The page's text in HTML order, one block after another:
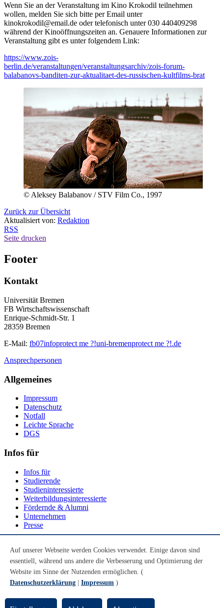
Wenn Sie an der Veranstaltung im Kino Krokodil teilnehmen
wollen, melden Sie sich bitte per Email unter
kinokrokodil@email.de oder telefonisch unter 030 440409298
während der Kinoöffnungszeiten an. Genauere Informationen zur
Veranstaltung gibt es unter folgendem Link:
https://www.zois-
berlin.de/veranstaltungen/veranstaltungsarchiv/zois-forum-
balabanovs-banditen-zur-aktualitaet-des-russischen-kultfilms-brat
© Aleksey Balabanov / STV Film Co., 1997
Zurück zur Übersicht
Aktualisiert von: Redaktion
RSS
Seite drucken
Footer
Kontakt
Universität Bremen
FB Wirtschaftswissenschaft
Enrique-Schmidt-Str. 1
28359 Bremen
E-Mail: fb07infoprotect me ?!uni-bremenprotect me ?!.de
Ansprechpersonen
Allgemeines
Impressum
Datenschutz
Notfall
Leichte Sprache
DGS
Infos für
Infos für
Studierende
Studieninteressierte
Weiterbildungsinteressierte
Fördernde & Alumni
Unternehmen
Presse
Youtube
Instagram
LinkedIn
Auf unserer Webseite werden Cookies verwendet. Einige davon sind
essentiell, während uns andere die Verbesserung und Optimierung der
Website im Sinne der Nutzenden ermöglichen. (
Datenschutzerklärung
Impressum )